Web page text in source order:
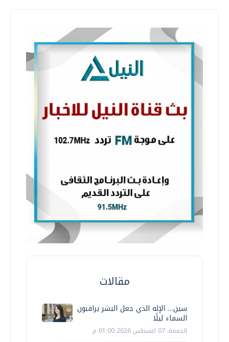
مقالات
سين… الإله الذي جعل البشر يراقبون
السماء ليلًا
الجمعة، 07 اغسطس 2026 01:00 م